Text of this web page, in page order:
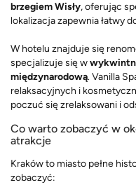
brzegiem Wisły, oferując
lokalizacja zapewnia łatwy
W hotelu znajduje się
specjalizuje się w
międzynarodową. Vanilla
relaksacyjnych i
poczuć się zrelaksowani i
Co warto zobaczyć w
atrakcje
Kraków to miasto pełne
zobaczyć: